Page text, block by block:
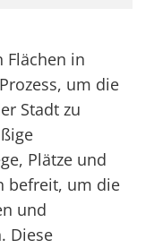
Flächen in
um die
Stadt zu
Plätze und
befreit, um die
und
Diese